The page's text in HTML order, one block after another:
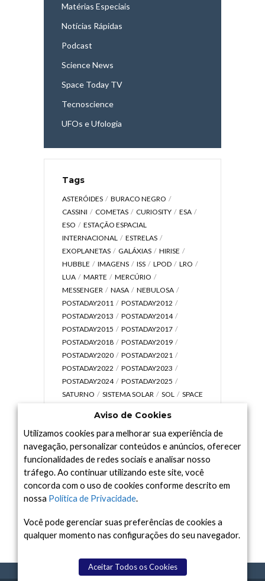
Matérias Especiais
Notícias Rápidas
Podcast
Science News
Space Today TV
Tecnoscience
UFOs e Ufologia
Tags
ASTERÓIDES
BURACO NEGRO
CASSINI
COMETAS CURIOSITY
ESA
ESO
ESTAÇÃO ESPACIAL
INTERNACIONAL
ESTRELAS
EXOPLANETAS
GALÁXIAS
HIRISE
HUBBLE
IMAGENS ISS LPOD
LRO
LUA
MARTE
MERCÚRIO
MESSENGER
NASA
NEBULOSA
POSTADAY2011
POSTADAY2012
POSTADAY2013
POSTADAY2014
POSTADAY2015
POSTADAY2017
POSTADAY2018
POSTADAY2019
POSTADAY2020
POSTADAY2021
POSTADAY2022
POSTADAY2023
POSTADAY2024
POSTADAY2025
SATURNO
SISTEMA SOLAR SOL
SPACE
UNIVERSO
VÍDEO
Arquivo
Arquivo
Aviso de Cookies
Utilizamos cookies para melhorar sua experiência de
navegação, personalizar conteúdos e anúncios, oferecer
funcionalidades de redes sociais e analisar nosso
tráfego. Ao continuar utilizando este site, você
concorda com o uso de cookies conforme descrito em
nossa Política de Privacidade.
Você pode gerenciar suas preferências de cookies a
qualquer momento nas configurações do seu navegador.
Aceitar Todos os Cookies